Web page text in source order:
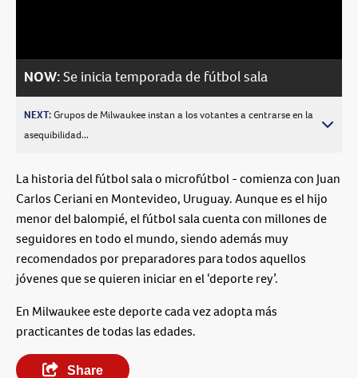
NOW:Se inicia temporada de fútbol sala
NEXT:Grupos de Milwaukee instan a los votantes a centrarse en la
asequibilidad...
La historia del fútbol sala o microfútbol - comienza con Juan
Carlos Ceriani en Montevideo, Uruguay. Aunque es el hijo
menor del balompié, el fútbol sala cuenta con millones de
seguidores en todo el mundo, siendo además muy
recomendados por preparadores para todos aquellos
jóvenes que se quieren iniciar en el ‘deporte rey’.
En Milwaukee este deporte cada vez adopta más
practicantes de todas las edades.
Share